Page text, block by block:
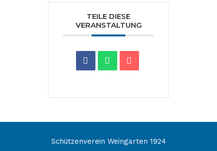
TEILE DIESE
VERANSTALTUNG
Schützenverein Weingarten 1924